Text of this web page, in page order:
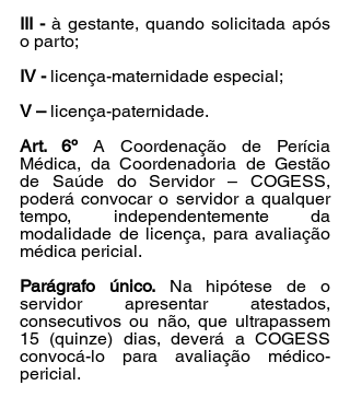
III - à gestante, quando solicitada após
o parto;
IV - licença-maternidade especial;
V – licença-paternidade.
Art. 6º A Coordenação de Perícia
Médica, da Coordenadoria de Gestão
de Saúde do Servidor – COGESS,
poderá convocar o servidor a qualquer
tempo, independentemente da
modalidade de licença, para avaliação
médica pericial.
Parágrafo único. Na hipótese de o
servidor apresentar atestados,
consecutivos ou não, que ultrapassem
15 (quinze) dias, deverá a COGESS
convocá-lo para avaliação médico-
pericial.